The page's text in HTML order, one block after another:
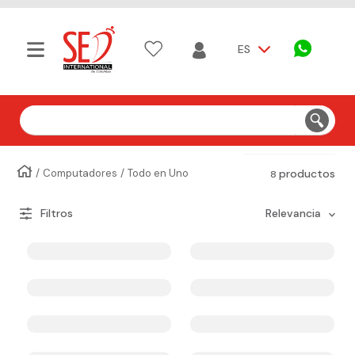
ES
Buscar
Computadores Todo en Uno 8productos
relevancia